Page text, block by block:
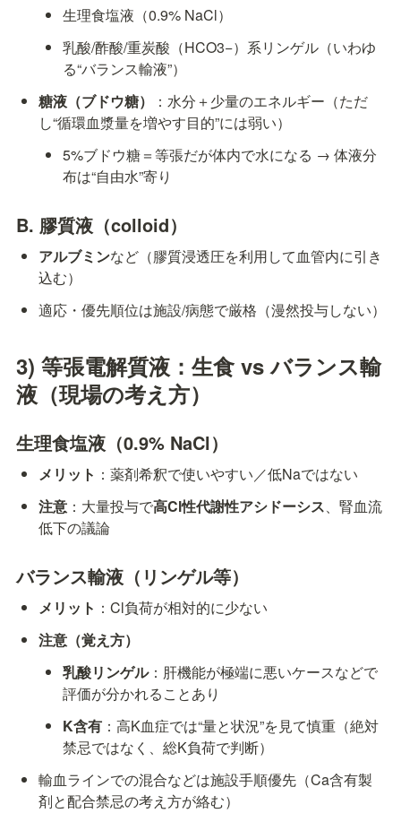
生理食塩液（0.9% NaCl）
乳酸/酢酸/重炭酸（HCO3−）系リンゲル（いわゆ
る“バランス輸液”）
糖液（ブドウ糖）
：水分＋少量のエネルギー（ただ
し“循環血漿量を増やす目的”には弱い）
5%ブドウ糖＝等張だが体内で水になる → 体液分
布は“自由水”寄り
B. 膠質液（colloid）
アルブミンなど（膠質浸透圧を利用して血管内に引き
込む）
適応・優先順位は施設/病態で厳格（漫然投与しない）
3) 等張電解質液：生食 vs バランス輸
液（現場の考え方）
生理食塩液（0.9% NaCl）
メリット ：薬剤希釈で使いやすい／低Naではない
注意 ：大量投与で高Cl性代謝性アシドーシス、腎血流
低下の議論
バランス輸液（リンゲル等）
メリット ：Cl負荷が相対的に少ない
注意（覚え方）
乳酸リンゲル：肝機能が極端に悪いケースなどで
評価が分かれることあり
K含有 ：高K血症では“量と状況”を見て慎重（絶対
禁忌ではなく、総K負荷で判断）
輸血ラインでの混合などは施設手順優先（Ca含有製
剤と配合禁忌の考え方が絡む）